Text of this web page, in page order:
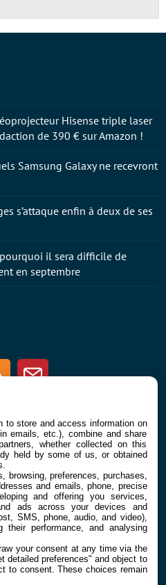
RSS Newsletter
À PROPOS
Contact
Hisense triple laser
de 390 € sur Amazon !
Samsung Galaxy ne recevront
s’attaque enfin à deux de ses
il sera difficile de
en septembre
to store and access information on
emails, etc.), combine and share
whether collected on this
held by some of us, or obtained
browsing, preferences, purchases,
and emails, phone, precise
and offering you services,
ads across your devices and
SMS, phone, audio, and video),
their performance, and analysing
your consent at any time via the
detailed preferences" and object to
to consent. These choices remain